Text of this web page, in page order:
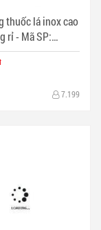
thuốc lá inox cao
SP:
7.199